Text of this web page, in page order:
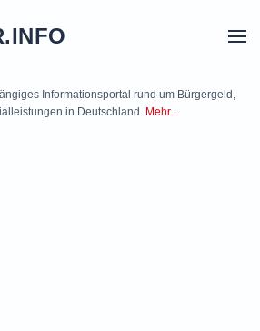
Informationsportal rund um Bürgergeld,
in Deutschland. Mehr...